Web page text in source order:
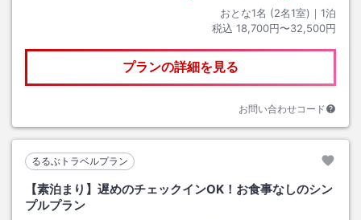
おとな1名 (2名1室)｜ 1泊
税込 18,700円〜32,500円
プランの詳細を見る
お問い合わせコード
るるぶトラベルプラン
【素泊まり】遅めのチェックインOK！お食事なしのシン
プルプラン